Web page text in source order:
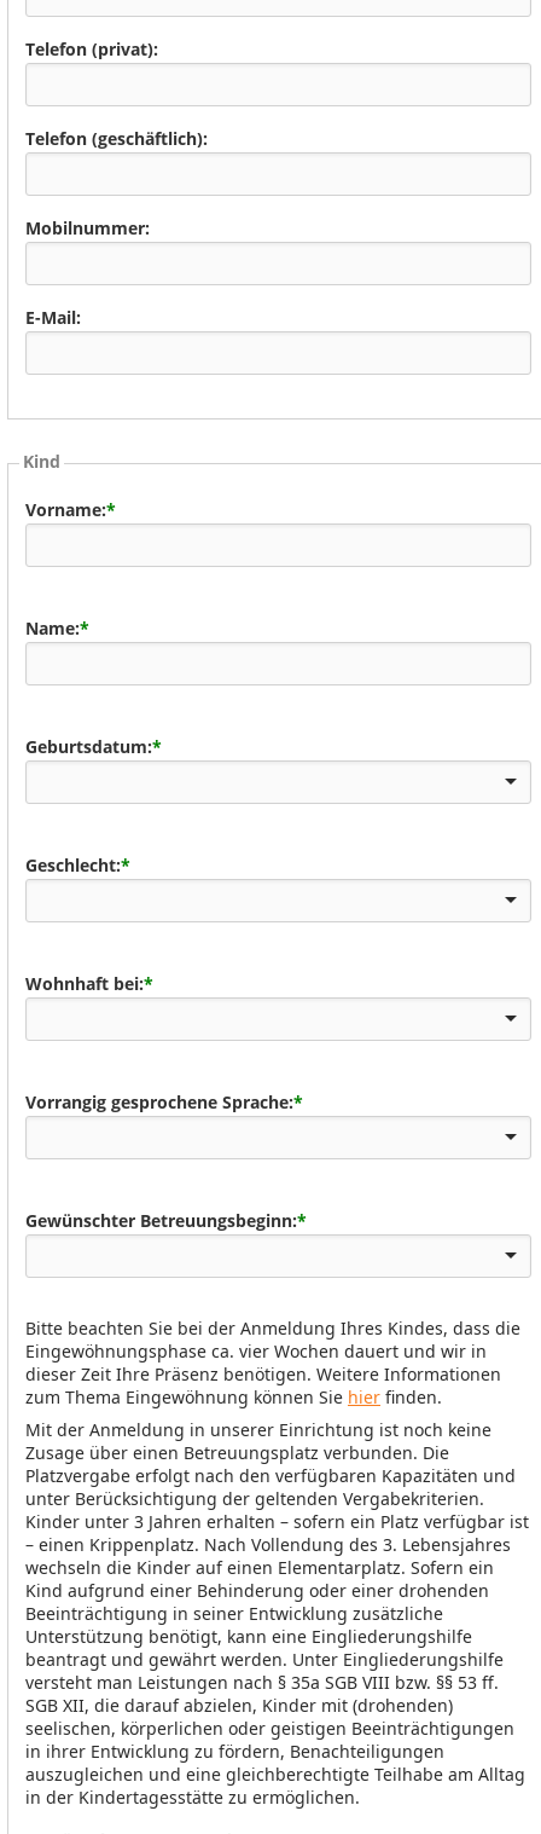
Telefon (privat):
Telefon (geschäftlich):
Mobilnummer:
E-Mail:
Kind
Vorname:*
Name:*
Geburtsdatum:*
Geschlecht:*
Wohnhaft bei:*
Vorrangig gesprochene Sprache:*
Gewünschter Betreuungsbeginn:*
Bitte beachten Sie bei der Anmeldung Ihres Kindes, dass die
Eingewöhnungsphase ca. vier Wochen dauert und wir in
dieser Zeit Ihre Präsenz benötigen. Weitere Informationen
zum Thema Eingewöhnung können Sie hier finden.
Mit der Anmeldung in unserer Einrichtung ist noch keine
Zusage über einen Betreuungsplatz verbunden. Die
Platzvergabe erfolgt nach den verfügbaren Kapazitäten und
unter Berücksichtigung der geltenden Vergabekriterien.
Kinder unter 3 Jahren erhalten – sofern ein Platz verfügbar ist
– einen Krippenplatz. Nach Vollendung des 3. Lebensjahres
wechseln die Kinder auf einen Elementarplatz. Sofern ein
Kind aufgrund einer Behinderung oder einer drohenden
Beeinträchtigung in seiner Entwicklung zusätzliche
Unterstützung benötigt, kann eine Eingliederungshilfe
beantragt und gewährt werden. Unter Eingliederungshilfe
versteht man Leistungen nach § 35a SGB VIII bzw. §§ 53 ff.
SGB XII, die darauf abzielen, Kinder mit (drohenden)
seelischen, körperlichen oder geistigen Beeinträchtigungen
in ihrer Entwicklung zu fördern, Benachteiligungen
auszugleichen und eine gleichberechtigte Teilhabe am Alltag
in der Kindertagesstätte zu ermöglichen.